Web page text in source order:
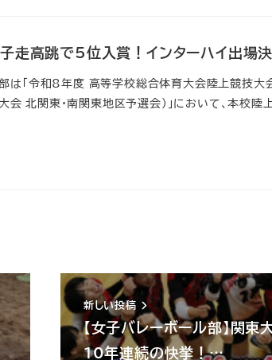
子走高跳で5位入賞！インターハイ出場決
「令和8年度 高等学校総合体育大会陸上競技大
北関東・南関東地区予選会）」において、本校陸
新しい投稿
【女子バレーボール部】関
10年連続の快挙！…